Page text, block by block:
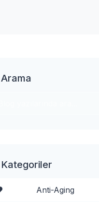
Arama
Kategoriler
Anti-Aging